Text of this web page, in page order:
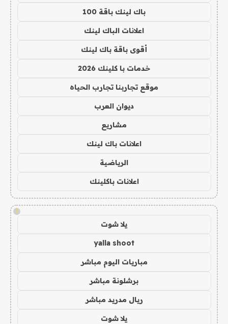
باك لينك باقة 100
اعلانات الباك لينك
أقوى باقة باك لينك
خدمات با كلينك 2026
موقع تجاربنا تجارب الحياه
ديوان العرب
مشاريع
اعلانات باك لينك
الرياضية
اعلانات باكلينك
!
يلا شوت
yalla shoot
مباريات اليوم مباشر
برشلونة مباشر
ريال مدريد مباشر
يلا شوت